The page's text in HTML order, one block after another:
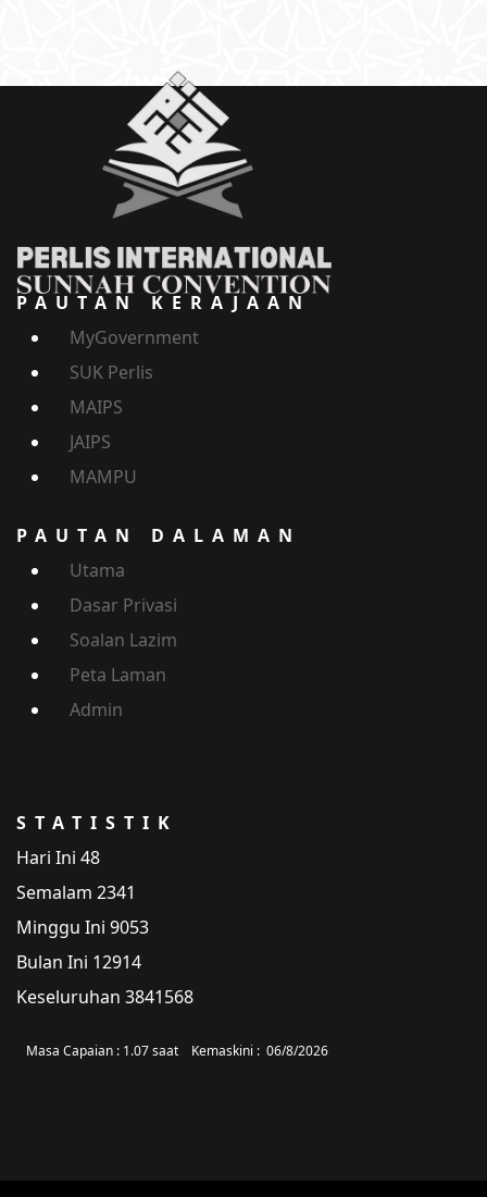
PAUTAN KERAJAAN
MyGovernment
SUK Perlis
MAIPS
JAIPS
MAMPU
PAUTAN DALAMAN
Utama
Dasar Privasi
Soalan Lazim
Peta Laman
Admin
STATISTIK
Hari Ini 48
Semalam 2341
Minggu Ini 9053
Bulan Ini 12914
Keseluruhan 3841568
Masa Capaian : 1.07 saat Kemaskini : 06/8/2026